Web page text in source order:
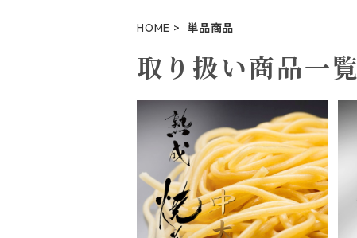
HOME 単品商品
取り扱い商品一覧